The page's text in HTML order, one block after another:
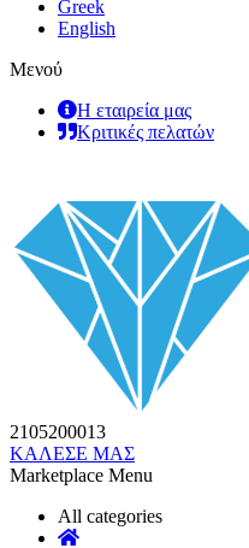
Greek
English
Μενού
Η εταιρεία μας
Κριτικές πελατών
2105200013
ΚΑΛΕΣΕ ΜΑΣ
Marketplace Menu
All categories